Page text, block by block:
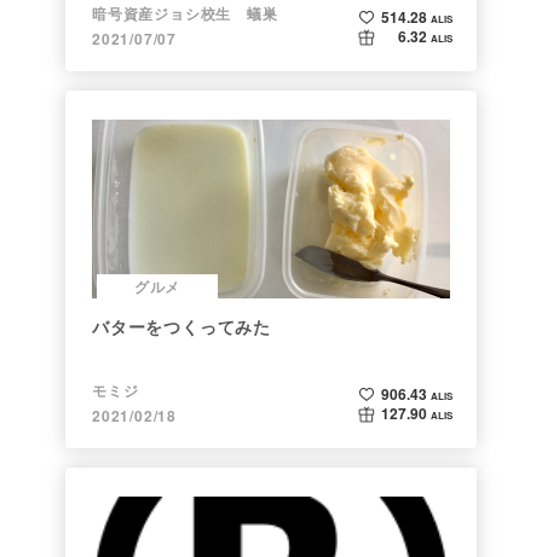
暗号資産ジョシ校生 蟻巣
2021/07/07
514.28 ALIS
6.32 ALIS
グルメ
バターをつくってみた
モミジ
2021/02/18
906.43 ALIS
127.90 ALIS